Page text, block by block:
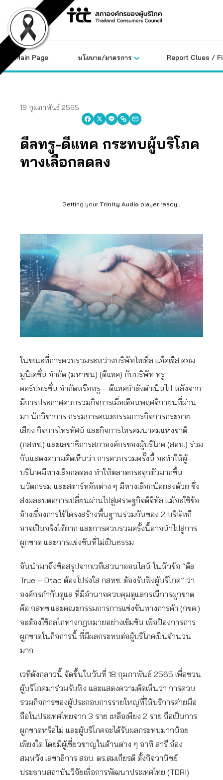
content
Main Page นโยบาย/มาตรการ Report Clues /
19 กุมภาพันธ์ 2565
ดีลทรู-ดีแทค กระทบผู้บริโภค
ทางเลือกลดลง
Getting your Trinity Audio player ready...
ในขณะที่การควบรวมระหว่างบริษัทโทเทิ่ล แอ็คเซ็ส คอม
มูนิเคชั่น จำกัด (มหาชน) (ดีแทค) กับบริษัท ทรู
คอร์ปอเรชั่น จำกัดหรือทรู – ดีแทคกำลังดำเนินไป หลังจาก
มีการประกาศควบรวมกิจการเมื่อเดือนพฤศจิกายนที่ผ่าน
มา นักวิชาการ กรรมการคณะกรรมการกิจการกระจาย
เสียง กิจการโทรทัศน์ และกิจการโทรคมนาคมแห่งชาติ
(กสทช.) และเลขาธิการสภาองค์กรของผู้บริโภค (สอบ.) ร่วม
กันแสดงความคิดเห็นว่า การควบรวมครั้งนี้ จะทำให้ผู้
บริโภคมีทางเลือกลดลง ทำให้ตลาดกระจุกตัวมากขึ้น
นวัตกรรม และสตาร์ทอัพต่าง ๆ มีทางเลือกน้อยลงด้วย ซึ่ง
ส่งผลลบต่อการเปลี่ยนผ่านไปสู่เศรษฐกิจดิจิทัล แม้จะใช้ข้อ
อ้างเรื่องการใช้โครงสร้างพื้นฐานร่วมกันของ 2 บริษัทก็
อาจเป็นจริงได้ยาก และการควบรวมครั้งนี้อาจนำไปสู่การ
ผูกขาด และการแข่งขันที่ไม่เป็นธรรม
อันนำมาถึงข้อสรุปจากเวทีเสวนาออนไลน์ ในหัวข้อ “ดีล
True – Dtac ต้องโปร่งใส กสทช. ต้องรับฟังผู้บริโภค” ว่า
องค์กรกำกับดูแล ที่มีอำนาจควบคุมดูแลกรณีการผูกขาด
คือ กสทช.และคณะกรรมการการแข่งขันทางการค้า (กขค.)
จะต้องใช้กลไกทางกฎหมายอย่างเข้มข้น เพื่อป้องการการ
ผูกขาดในกิจการนี้ ที่มีผลกระทบต่อผู้บริโภคเป็นจำนวน
มาก
เวทีดังกลาวนี้ จัดขึ้นในวันที่ 18 กุมภาพันธ์ 2565 เพื่อชวน
ผู้บริโภคมาร่วมรับฟัง และแสดงความคิดเห็นว่า การควบ
รวมกิจการของผู้ประกอบการรายใหญ่ที่ให้บริการค่ายมือ
ถือในประเทศไทยจาก 3 ราย เหลือเพียง 2 ราย ถือเป็นการ
ผูกขาดหรือไม่ และผู้บริโภคจะได้รับผลกระทบมากน้อย
เพียงใด โดยมีผู้เชี่ยวชาญในด้านต่าง ๆ อาทิ สารี อ๋อง
สมหวัง เลขาธิการ สอบ. ดร.สมเกียรติ ตั้งกิจวานิชย์
ประธานสถาบันวิจัยเพื่อการพัฒนาประเทศไทย (TDRI)